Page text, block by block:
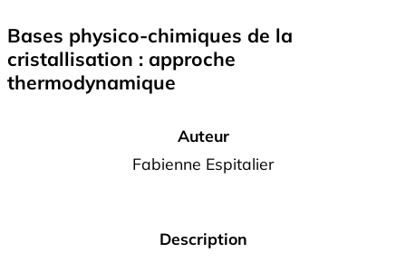
Bases physico-chimiques de la
cristallisation : approche
thermodynamique
Auteur
Fabienne Espitalier
Description